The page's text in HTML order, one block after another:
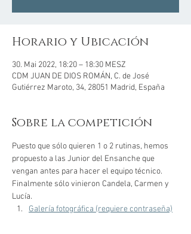
Horario y Ubicación
30. Mai 2022, 18:20 – 18:30 MESZ
CDM JUAN DE DIOS ROMÁN, C. de José
Gutiérrez Maroto, 34, 28051 Madrid, España
Sobre la competición
Puesto que sólo quieren 1 o 2 rutinas, hemos
propuesto a las Junior del Ensanche que
vengan antes para hacer el equipo técnico.
Finalmente sólo vinieron Candela, Carmen y
Lucía.
Galería fotográfica (requiere contraseña)